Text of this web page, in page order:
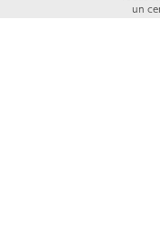
un